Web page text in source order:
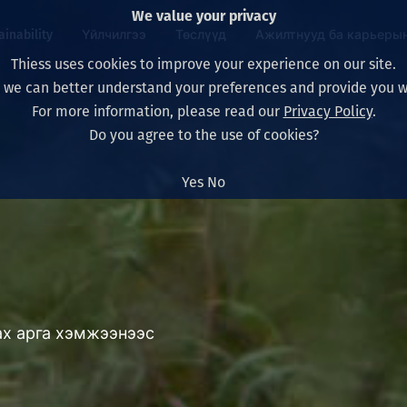
Our board
Харьяа компаниуд
Our approach
Уур амьсгалын
Олборлох ашигт
нэмэгдүүлэх
Хүний нөөц
Үйлчилгээ
Asset Services
Инженерчлэл
Мэргэжлийн
Capability statements
Төслүүд
Бүх төсөл
Индонез
Ажилтнууд ба
Life at Thiess
Шинэ төгссөн
арга хэмжээнээс
We value your privacy
Thiess uses cookies to improve your experience on our site.
we can better understand your preferences and provide you
For more information, please read our Privacy Policy.
Do you agree to the use of cookies?
Yes No